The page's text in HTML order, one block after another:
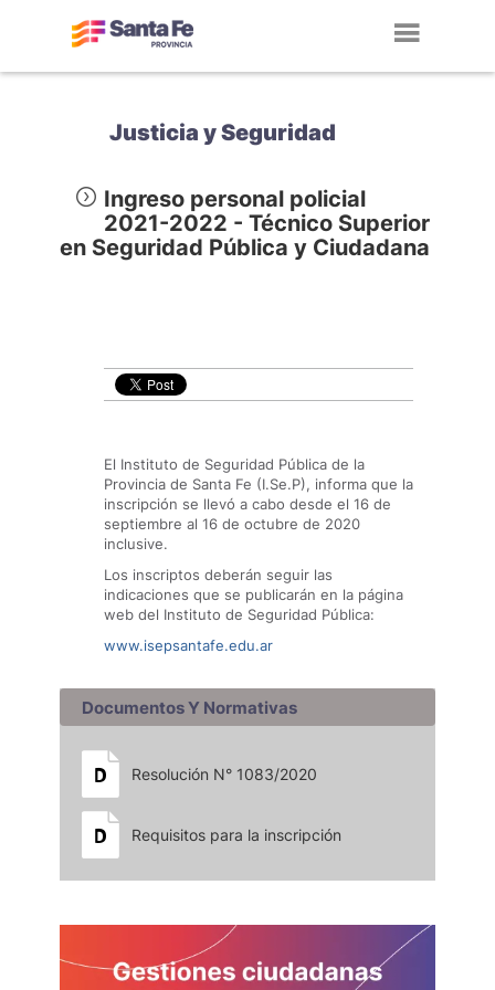
Justicia y Seguridad
Ingreso personal policial
2021-2022 - Técnico Superior
en Seguridad Pública y Ciudadana
El Instituto de Seguridad Pública de la
Provincia de Santa Fe (I.Se.P), informa que la
inscripción se llevó a cabo desde el 16 de
septiembre al 16 de octubre de 2020
inclusive.
Los inscriptos deberán seguir las
indicaciones que se publicarán en la página
web del Instituto de Seguridad Pública:
www.isepsantafe.edu.ar
Documentos Y Normativas
Resolución N° 1083/2020
Requisitos para la inscripción